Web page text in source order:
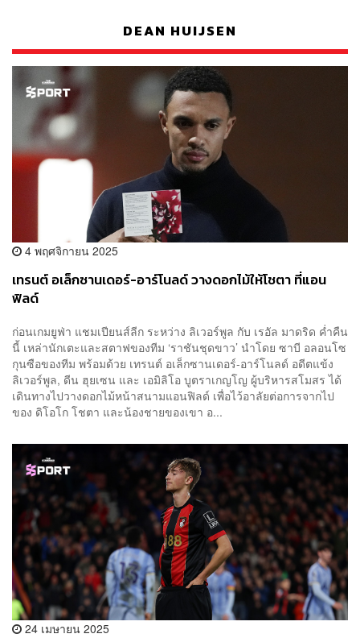
DEAN HUIJSEN
4 พฤศจิกายน 2025
เทรนต์ อเล็กซานเดอร์-อาร์โนลด์ วางดอกไม้ให้โชตา ที่แอน
ฟิลด์
ก่อนเกมยูฟ่า แชมเปียนส์ลีก ระหว่าง ลิเวอร์พูล กับ เรอัล มาดริด ค่ำคืน
นี้ เหล่านักเตะและสตาฟของทีม ‘ราชันชุดขาว’ นำโดย ซาบี อลอนโซ
กุนซือของทีม พร้อมด้วย เทรนต์ อเล็กซานเดอร์-อาร์โนลด์ อดีตแข้ง
ลิเวอร์พูล, ดีน ฮุยเซน และ เอมิลิโอ บูตราเกญโญ ผู้บริหารสโมสร ได้
เดินทางไปวางดอกไม้หน้าสนามแอนฟิลด์ เพื่อไว้อาลัยต่อการจากไป
ของ ดิโอโก โชตา และน้องชายของเขา อ...
24 เมษายน 2025